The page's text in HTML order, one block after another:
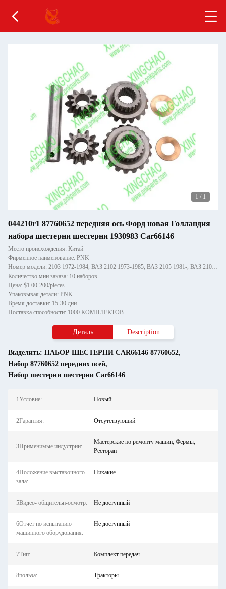
1 / 1
044210r1 87760652 передняя ось Форд новая Голландия
набора шестерни шестерни 1930983 Car66146
Место происхождения: Китай
Фирменное наименование: PNK
Номер модели: 2103 1972-1984, ВАЗ 2102 1973-1985, ВАЗ 2105 1981-, ВАЗ 2106 1975-2005, ВАЗ 2101 1970-1988, ВАЗ 2104
Количество мин заказа: 10 наборов
Цена: $1.00-200/pieces
Упаковывая детали: PNK
Время доставки: 15-30 дни
Поставка способности: 1000 КОМПЛЕКТОВ
Деталь Description
Выделить: НАБОР ШЕСТЕРНИ CAR66146 87760652,
Набор 87760652 передних осей,
Набор шестерни шестерни Car66146
1Условие: Новый
2Гарантия: Отсутствующий
3Применимые индустрии:
Мастерские по ремонту машин, Фермы,
Ресторан
4Положение выставочного
зала:
Никакие
5Видео- общительн-осмотр: Не доступный
6Отчет по испытанию
машинного оборудования:
Не доступный
7Тип: Комплект передач
8польза: Тракторы